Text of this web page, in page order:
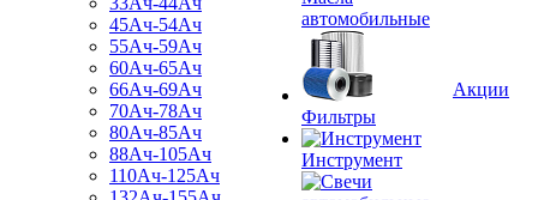
45Ач-54Ач
55Ач-59Ач
60Ач-65Ач
66Ач-69Ач
70Ач-78Ач
80Ач-85Ач
88Ач-105Ач
110Ач-125Ач
автомобильные
Фильтры
Инструмент
Акции